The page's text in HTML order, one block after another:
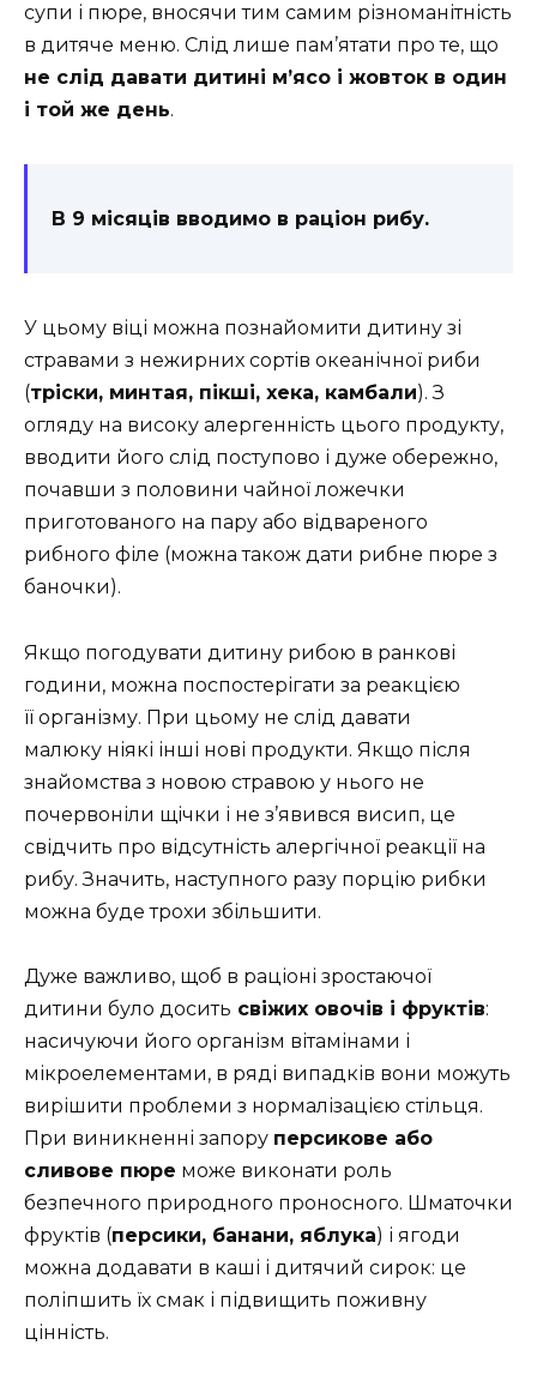
супи і пюре, вносячи тим самим різноманітність
в дитяче меню. Слід лише пам’ятати про те, що
не слід давати дитині м’ясо і жовток в один
і той же день.
В 9 місяців вводимо в раціон рибу.
У цьому віці можна познайомити дитину зі
стравами з нежирних сортів океанічної риби
(тріски, минтая, пікші, хека, камбали). З
огляду на високу алергенність цього продукту,
вводити його слід поступово і дуже обережно,
почавши з половини чайної ложечки
приготованого на пару або відвареного
рибного філе (можна також дати рибне пюре з
баночки).
Якщо погодувати дитину рибою в ранкові
години, можна поспостерігати за реакцією
її організму. При цьому не слід давати
малюку ніякі інші нові продукти. Якщо після
знайомства з новою стравою у нього не
почервоніли щічки і не з’явився висип, це
свідчить про відсутність алергічної реакції на
рибу. Значить, наступного разу порцію рибки
можна буде трохи збільшити.
Дуже важливо, щоб в раціоні зростаючої
дитини було досить свіжих овочів і фруктів:
насичуючи його організм вітамінами і
мікроелементами, в ряді випадків вони можуть
вирішити проблеми з нормалізацією стільця.
При виникненні запору персикове або
сливове пюре може виконати роль
безпечного природного проносного. Шматочки
фруктів (персики, банани, яблука) і ягоди
можна додавати в каші і дитячий сирок: це
поліпшить їх смак і підвищить поживну
цінність.